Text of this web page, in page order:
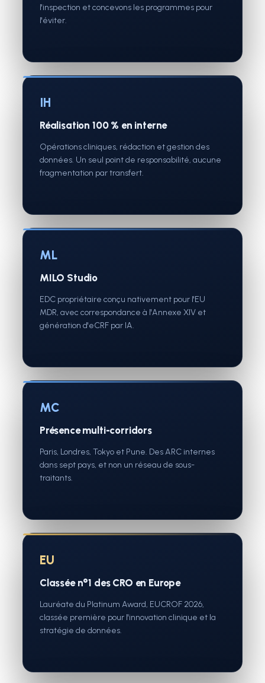
l'inspection et concevons les programmes pour
l'éviter.
IH
Réalisation 100 % en interne
Opérations cliniques, rédaction et gestion des
données. Un seul point de responsabilité, aucune
fragmentation par transfert.
ML
MILO Studio
EDC propriétaire conçu nativement pour l'EU
MDR, avec correspondance à l'Annexe XIV et
génération d'eCRF par IA.
MC
Présence multi-corridors
Paris, Londres, Tokyo et Pune. Des ARC internes
dans sept pays, et non un réseau de sous-
traitants.
EU
Classée n°1 des CRO en Europe
Lauréate du Platinum Award, EUCROF 2026,
classée première pour l'innovation clinique et la
stratégie de données.